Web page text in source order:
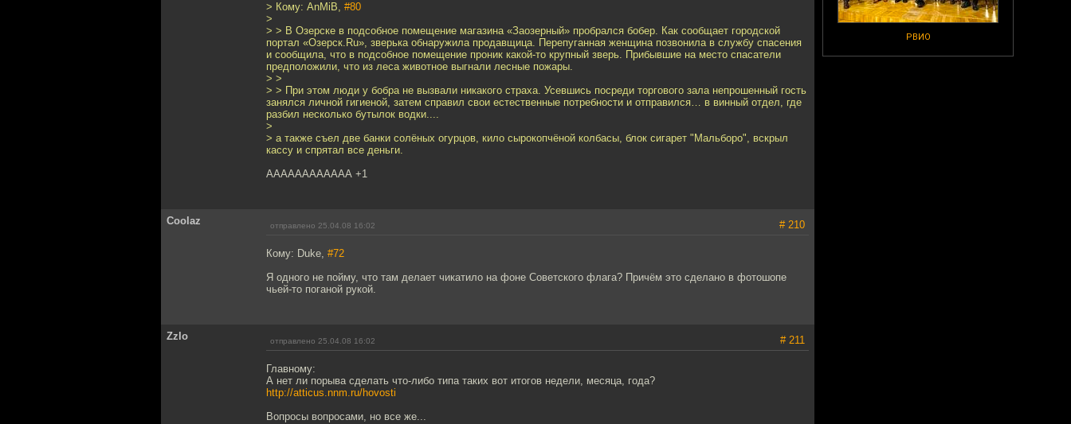
РВИО
> Кому: AnMiB, #80
>
> > В Озерске в подсобное помещение магазина «Заозерный» пробрался бобер. Как сообщает городской
портал «Озерск.Ru», зверька обнаружила продавщица. Перепуганная женщина позвонила в службу спасения
и сообщила, что в подсобное помещение проник какой-то крупный зверь. Прибывшие на место спасатели
предположили, что из леса животное выгнали лесные пожары.
> >
> > При этом люди у бобра не вызвали никакого страха. Усевшись посреди торгового зала непрошенный гость
занялся личной гигиеной, затем справил свои естественные потребности и отправился… в винный отдел, где
разбил несколько бутылок водки....
>
> а также съел две банки солёных огурцов, кило сырокопчёной колбасы, блок сигарет "Мальборо", вскрыл
кассу и спрятал все деньги.
АААААААААААА +1
Coolaz отправлено 25.04.08 16:02 # 210
Кому: Duke, #72
Я одного не пойму, что там делает чикатило на фоне Советского флага? Причём это сделано в фотошопе
чьей-то поганой рукой.
Zzlo отправлено 25.04.08 16:02 # 211
Главному:
А нет ли порыва сделать что-либо типа таких вот итогов недели, месяца, года?
http://atticus.nnm.ru/hovosti
Вопросы вопросами, но все же...